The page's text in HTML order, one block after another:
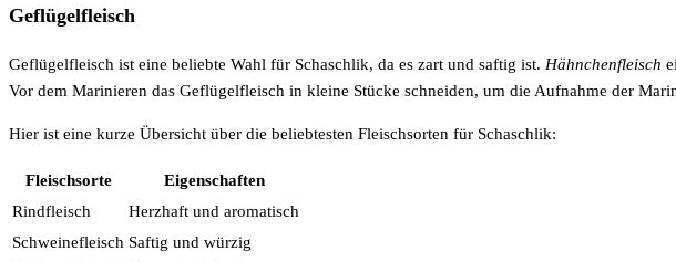
Geflügelfleisch
Geflügelfleisch ist eine beliebte Wahl für Schaschlik, da es zart und saftig ist. Hähnchenfleisch
Vor dem Marinieren das Geflügelfleisch in kleine Stücke schneiden, um die Aufnahme der
Hier ist eine kurze Übersicht über die beliebtesten Fleischsorten für Schaschlik:
Fleischsorte
Eigenschaften
Rindfleisch
Herzhaft und aromatisch
Schweinefleisch Saftig und würzig